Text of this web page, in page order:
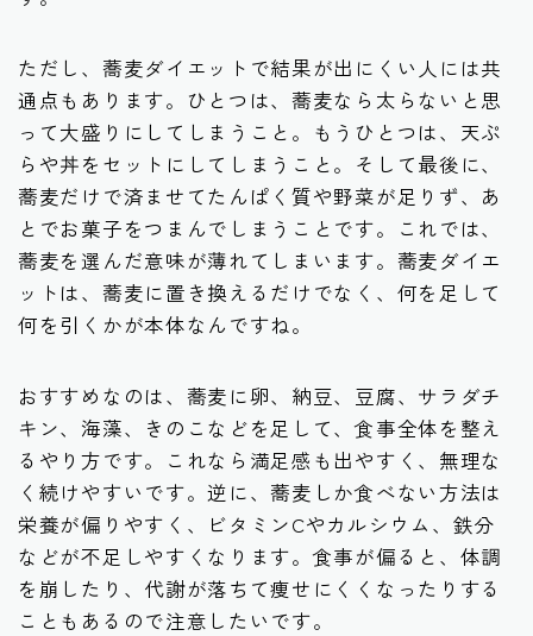
ただし、蕎麦ダイエットで結果が出にくい人には共
通点もあります。ひとつは、蕎麦なら太らないと思
って大盛りにしてしまうこと。もうひとつは、天ぷ
らや丼をセットにしてしまうこと。そして最後に、
蕎麦だけで済ませてたんぱく質や野菜が足りず、あ
とでお菓子をつまんでしまうことです。これでは、
蕎麦を選んだ意味が薄れてしまいます。蕎麦ダイエ
ットは、蕎麦に置き換えるだけでなく、何を足して
何を引くかが本体なんですね。
おすすめなのは、蕎麦に卵、納豆、豆腐、サラダチ
キン、海藻、きのこなどを足して、食事全体を整え
るやり方です。これなら満足感も出やすく、無理な
く続けやすいです。逆に、蕎麦しか食べない方法は
栄養が偏りやすく、ビタミンCやカルシウム、鉄分
などが不足しやすくなります。食事が偏ると、体調
を崩したり、代謝が落ちて痩せにくくなったりする
こともあるので注意したいです。